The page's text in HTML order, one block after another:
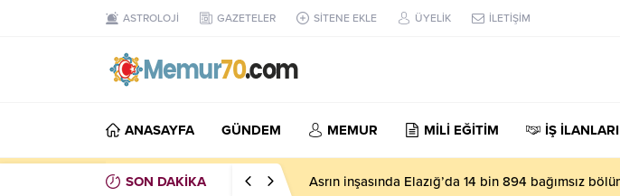
ASTROLOJİ GAZETELER SİTENE EKLE ÜYELİK İLETİŞİM
ANASAYFA GÜNDEM MEMUR MİLİ EĞİTİM İŞ İLANLARI
SON DAKİKA